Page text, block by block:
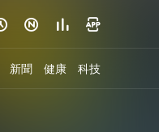
  
新聞 健康 科技